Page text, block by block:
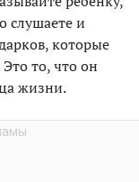
слушаете и
которые
то, что он
жизни.